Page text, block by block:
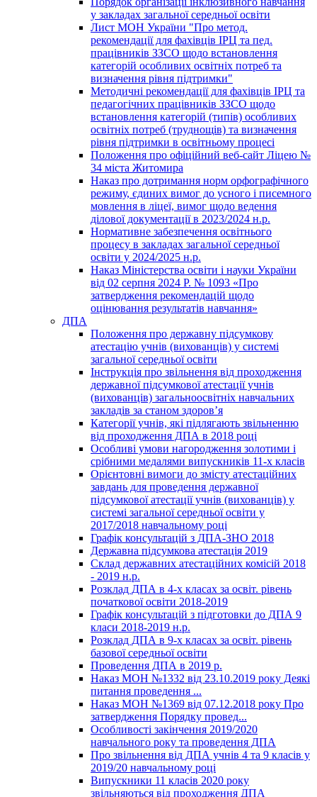
у закладах загальної середньої освіти
Лист МОН України "Про метод.
рекомендації для фахівців ІРЦ та пед.
працівників ЗЗСО щодо встановлення
категорій особливих освітніх потреб та
визначення рівня підтримки"
Методичні рекомендації для фахівців ІРЦ та
педагогічних працівників ЗЗСО щодо
встановлення категорій (типів) особливих
освітніх потреб (труднощів) та визначення
рівня підтримки в освітньому процесі
Положення про офіційний веб-сайт Ліцею №
34 міста Житомира
Наказ про дотримання норм орфографічного
режиму, єдиних вимог до усного і писемного
мовлення в ліцеї, вимог щодо ведення
ділової документації в 2023/2024 н.р.
Нормативне забезпечення освітнього
процесу в закладах загальної середньої
освіти у 2024/2025 н.р.
Наказ Міністерства освіти і науки України
від 02 серпня 2024 Р. № 1093 «Про
затвердження рекомендацій щодо
оцінювання результатів навчання»
ДПА
Положення про державну підсумкову
атестацію учнів (вихованців) у системі
загальної середньої освіти
Інструкція про звільнення від проходження
державної підсумкової атестації учнів
(вихованців) загальноосвітніх навчальних
закладів за станом здоров’я
Категорії учнів, які підлягають звільненню
від проходження ДПА в 2018 році
Особливі умови нагородження золотими і
срібними медалями випускників 11-х класів
Орієнтовні вимоги до змісту атестаційних
завдань для проведення державної
підсумкової атестації учнів (вихованців) у
системі загальної середньої освіти у
2017/2018 навчальному році
Графік консультацій з ДПА-ЗНО 2018
Державна підсумкова атестація 2019
Склад державних атестаційних комісій 2018
- 2019 н.р.
Розклад ДПА в 4-х класах за освіт. рівень
початкової освіти 2018-2019
Графік консультацій з підготовки до ДПА 9
класи 2018-2019 н.р.
Розклад ДПА в 9-х класах за освіт. рівень
базової середньої освіти
Проведення ДПА в 2019 р.
Наказ МОН №1332 від 23.10.2019 року Деякі
питання проведення ...
Наказ МОН №1369 від 07.12.2018 року Про
затвердження Порядку провед...
Особливості закінчення 2019/2020
навчального року та проведення ДПА
Про звільнення від ДПА учнів 4 та 9 класів у
2019/20 навчальному році
Випускники 11 класів 2020 року
звільняються від проходження ДПА